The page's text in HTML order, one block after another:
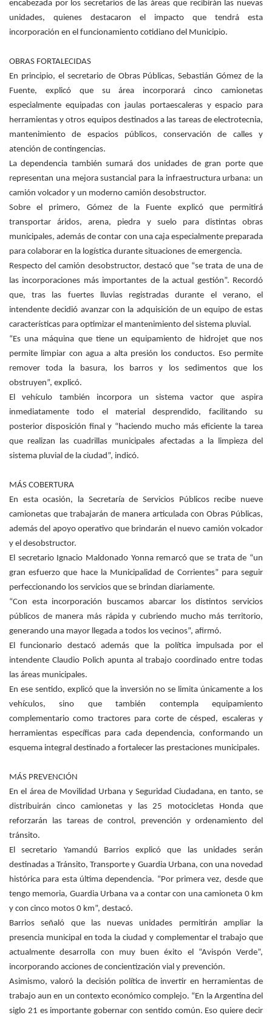
encabezada por los secretarios de las áreas que recibirán las nuevas
unidades, quienes destacaron el impacto que tendrá esta
incorporación en el funcionamiento cotidiano del Municipio.
OBRAS FORTALECIDAS
En principio, el secretario de Obras Públicas, Sebastián Gómez de la
Fuente, explicó que su área incorporará cinco camionetas
especialmente equipadas con jaulas portaescaleras y espacio para
herramientas y otros equipos destinados a las tareas de electrotecnia,
mantenimiento de espacios públicos, conservación de calles y
atención de contingencias.
La dependencia también sumará dos unidades de gran porte que
representan una mejora sustancial para la infraestructura urbana: un
camión volcador y un moderno camión desobstructor.
Sobre el primero, Gómez de la Fuente explicó que permitirá
transportar áridos, arena, piedra y suelo para distintas obras
municipales, además de contar con una caja especialmente preparada
para colaborar en la logística durante situaciones de emergencia.
Respecto del camión desobstructor, destacó que “se trata de una de
las incorporaciones más importantes de la actual gestión”. Recordó
que, tras las fuertes lluvias registradas durante el verano, el
intendente decidió avanzar con la adquisición de un equipo de estas
características para optimizar el mantenimiento del sistema pluvial.
“Es una máquina que tiene un equipamiento de hidrojet que nos
permite limpiar con agua a alta presión los conductos. Eso permite
remover toda la basura, los barros y los sedimentos que los
obstruyen”, explicó.
El vehículo también incorpora un sistema vactor que aspira
inmediatamente todo el material desprendido, facilitando su
posterior disposición final y “haciendo mucho más eficiente la tarea
que realizan las cuadrillas municipales afectadas a la limpieza del
sistema pluvial de la ciudad”, indicó.
MÁS COBERTURA
En esta ocasión, la Secretaría de Servicios Públicos recibe nueve
camionetas que trabajarán de manera articulada con Obras Públicas,
además del apoyo operativo que brindarán el nuevo camión volcador
y el desobstructor.
El secretario Ignacio Maldonado Yonna remarcó que se trata de “un
gran esfuerzo que hace la Municipalidad de Corrientes” para seguir
perfeccionando los servicios que se brindan diariamente.
“Con esta incorporación buscamos abarcar los distintos servicios
públicos de manera más rápida y cubriendo mucho más territorio,
generando una mayor llegada a todos los vecinos”, afirmó.
El funcionario destacó además que la política impulsada por el
intendente Claudio Polich apunta al trabajo coordinado entre todas
las áreas municipales.
En ese sentido, explicó que la inversión no se limita únicamente a los
vehículos, sino que también contempla equipamiento
complementario como tractores para corte de césped, escaleras y
herramientas específicas para cada dependencia, conformando un
esquema integral destinado a fortalecer las prestaciones municipales.
MÁS PREVENCIÓN
En el área de Movilidad Urbana y Seguridad Ciudadana, en tanto, se
distribuirán cinco camionetas y las 25 motocicletas Honda que
reforzarán las tareas de control, prevención y ordenamiento del
tránsito.
El secretario Yamandú Barrios explicó que las unidades serán
destinadas a Tránsito, Transporte y Guardia Urbana, con una novedad
histórica para esta última dependencia. “Por primera vez, desde que
tengo memoria, Guardia Urbana va a contar con una camioneta 0 km
y con cinco motos 0 km”, destacó.
Barrios señaló que las nuevas unidades permitirán ampliar la
presencia municipal en toda la ciudad y complementar el trabajo que
actualmente desarrolla con muy buen éxito el “Avispón Verde”,
incorporando acciones de concientización vial y prevención.
Asimismo, valoró la decisión política de invertir en herramientas de
trabajo aun en un contexto económico complejo. “En la Argentina del
siglo 21 es importante gobernar con sentido común. Eso quiere decir